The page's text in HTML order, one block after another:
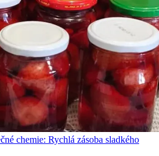
chemie: Rychlá zásoba sladkého